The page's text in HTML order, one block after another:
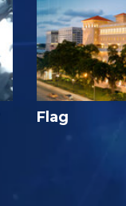
Flag